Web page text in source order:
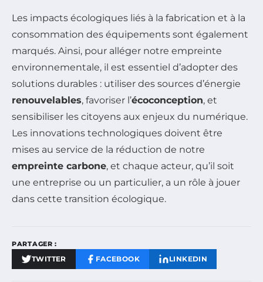
Les impacts écologiques liés à la fabrication et à la
consommation des équipements sont également
marqués. Ainsi, pour alléger notre empreinte
environnementale, il est essentiel d’adopter des
solutions durables : utiliser des sources d’énergie
renouvelables, favoriser l’écoconception, et
sensibiliser les citoyens aux enjeux du numérique.
Les innovations technologiques doivent être
mises au service de la réduction de notre
empreinte carbone, et chaque acteur, qu’il soit
une entreprise ou un particulier, a un rôle à jouer
dans cette transition écologique.
PARTAGER :
TWITTER FACEBOOK LINKEDIN